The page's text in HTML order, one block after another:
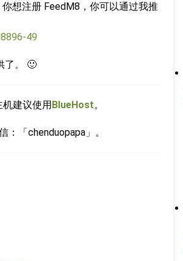
你想注册 FeedM8，你可以通过我推
49
了。 🙂
机建议使用BlueHost。
：「chenduopapa」。